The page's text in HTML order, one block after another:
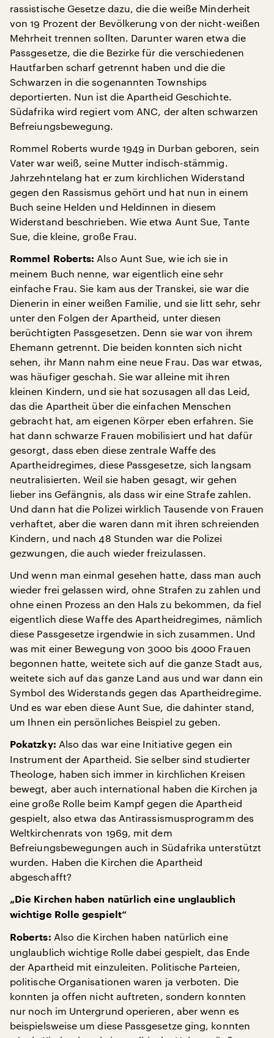
rassistische Gesetze dazu, die die weiße Minderheit
von 19 Prozent der Bevölkerung von der nicht-weißen
Mehrheit trennen sollten. Darunter waren etwa die
Passgesetze, die die Bezirke für die verschiedenen
Hautfarben scharf getrennt haben und die die
Schwarzen in die sogenannten Townships
deportierten. Nun ist die Apartheid Geschichte.
Südafrika wird regiert vom ANC, der alten schwarzen
Befreiungsbewegung.
Rommel Roberts wurde 1949 in Durban geboren, sein
Vater war weiß, seine Mutter indisch-stämmig.
Jahrzehntelang hat er zum kirchlichen Widerstand
gegen den Rassismus gehört und hat nun in einem
Buch seine Helden und Heldinnen in diesem
Widerstand beschrieben. Wie etwa Aunt Sue, Tante
Sue, die kleine, große Frau.
Rommel Roberts: Also Aunt Sue, wie ich sie in
meinem Buch nenne, war eigentlich eine sehr
einfache Frau. Sie kam aus der Transkei, sie war die
Dienerin in einer weißen Familie, und sie litt sehr, sehr
unter den Folgen der Apartheid, unter diesen
berüchtigten Passgesetzen. Denn sie war von ihrem
Ehemann getrennt. Die beiden konnten sich nicht
sehen, ihr Mann nahm eine neue Frau. Das war etwas,
was häufiger geschah. Sie war alleine mit ihren
kleinen Kindern, und sie hat sozusagen all das Leid,
das die Apartheit über die einfachen Menschen
gebracht hat, am eigenen Körper eben erfahren. Sie
hat dann schwarze Frauen mobilisiert und hat dafür
gesorgt, dass eben diese zentrale Waffe des
Apartheidregimes, diese Passgesetze, sich langsam
neutralisierten. Weil sie haben gesagt, wir gehen
lieber ins Gefängnis, als dass wir eine Strafe zahlen.
Und dann hat die Polizei wirklich Tausende von Frauen
verhaftet, aber die waren dann mit ihren schreienden
Kindern, und nach 48 Stunden war die Polizei
gezwungen, die auch wieder freizulassen.
Und wenn man einmal gesehen hatte, dass man auch
wieder frei gelassen wird, ohne Strafen zu zahlen und
ohne einen Prozess an den Hals zu bekommen, da fiel
eigentlich diese Waffe des Apartheidregimes, nämlich
diese Passgesetze irgendwie in sich zusammen. Und
was mit einer Bewegung von 3000 bis 4000 Frauen
begonnen hatte, weitete sich auf die ganze Stadt aus,
weitete sich auf das ganze Land aus und war dann ein
Symbol des Widerstands gegen das Apartheidregime.
Und es war eben diese Aunt Sue, die dahinter stand,
um Ihnen ein persönliches Beispiel zu geben.
Pokatzky: Also das war eine Initiative gegen ein
Instrument der Apartheid. Sie selber sind studierter
Theologe, haben sich immer in kirchlichen Kreisen
bewegt, aber auch international haben die Kirchen ja
eine große Rolle beim Kampf gegen die Apartheid
gespielt, also etwa das Antirassismusprogramm des
Weltkirchenrats von 1969, mit dem
Befreiungsbewegungen auch in Südafrika unterstützt
wurden. Haben die Kirchen die Apartheid
abgeschafft?
„Die Kirchen haben natürlich eine unglaublich
wichtige Rolle gespielt“
Roberts: Also die Kirchen haben natürlich eine
unglaublich wichtige Rolle dabei gespielt, das Ende
der Apartheid mit einzuleiten. Politische Parteien,
politische Organisationen waren ja verboten. Die
konnten ja offen nicht auftreten, sondern konnten
nur noch im Untergrund operieren, aber wenn es
beispielsweise um diese Passgesetze ging, konnten